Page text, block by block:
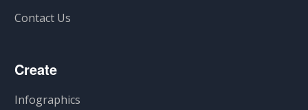
Contact Us
Create
Infographics